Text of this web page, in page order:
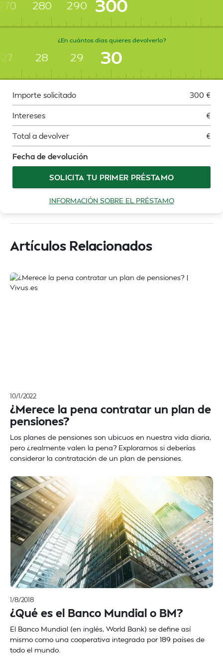
280 290 300
¿En cuántos días quieres devolverlo?
27 28 29 30
Importe solicitado 300 €
Intereses €
Total a devolver €
Fecha de devolución
SOLICITA TU PRIMER PRÉSTAMO
INFORMACIÓN SOBRE EL PRÉSTAMO
Artículos Relacionados
10/1/2022
¿Merece la pena contratar un plan de
pensiones?
Los planes de pensiones son ubicuos en nuestra vida diaria,
pero ¿realmente valen la pena? Exploramos si deberías
considerar la contratación de un plan de pensiones.
1/8/2018
¿Qué es el Banco Mundial o BM?
El Banco Mundial (en inglés, World Bank) se define así
mismo como una cooperativa integrada por 189 países de
todo el mundo.